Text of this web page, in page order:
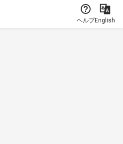
ヘルプEnglish